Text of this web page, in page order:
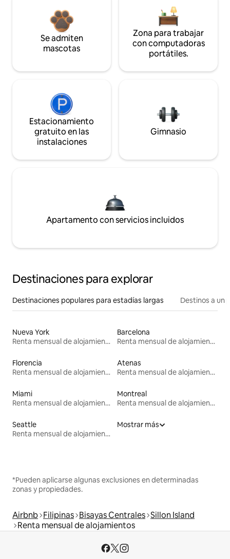
Se admiten
mascotas
Zona para trabajar
con computadoras
portátiles.
Estacionamiento
gratuito en las
instalaciones
Gimnasio
Apartamento con servicios incluidos
Destinaciones para explorar
Destinaciones populares para estadías largas Destinos a un
Nueva York
Renta mensual de alojamientos
Barcelona
Renta mensual de alojamientos
Florencia
Renta mensual de alojamientos
Atenas
Renta mensual de alojamientos
Miami
Renta mensual de alojamientos
Montreal
Renta mensual de alojamientos
Seattle
Renta mensual de alojamientos
Mostrar más
*Pueden aplicarse algunas exclusiones en determinadas
zonas y propiedades.
Airbnb Filipinas Bisayas Centrales Sillon Island
Renta mensual de alojamientos